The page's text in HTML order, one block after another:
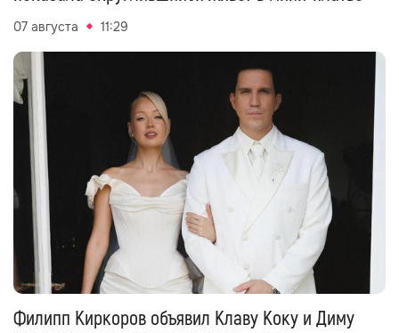
07 августа 11:29
Филипп Киркоров объявил Клаву Коку и Диму